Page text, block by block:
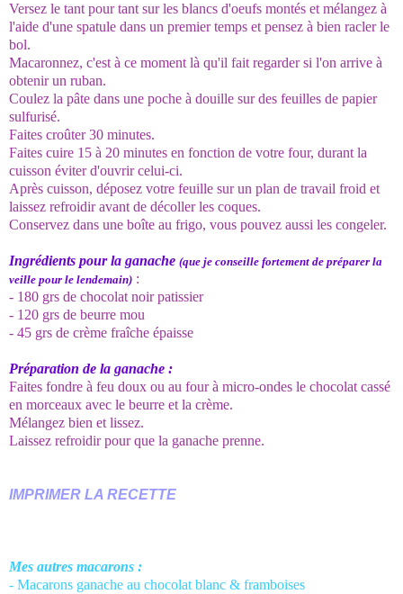
Versez le tant pour tant sur les blancs d'oeufs montés et mélangez à
l'aide d'une spatule dans un premier temps et pensez à bien racler le
bol.
Macaronnez, c'est à ce moment là qu'il fait regarder si l'on arrive à
obtenir un ruban.
Coulez la pâte dans une poche à douille sur des feuilles de papier
sulfurisé.
Faites croûter 30 minutes.
Faites cuire 15 à 20 minutes en fonction de votre four, durant la
cuisson éviter d'ouvrir celui-ci.
Après cuisson, déposez votre feuille sur un plan de travail froid et
laissez refroidir avant de décoller les coques.
Conservez dans une boîte au frigo, vous pouvez aussi les congeler.
Ingrédients pour la ganache (que je conseille fortement de préparer la
veille pour le lendemain) :
- 180 grs de chocolat noir patissier
- 120 grs de beurre mou
- 45 grs de crème fraîche épaisse
Préparation de la ganache :
Faites fondre à feu doux ou au four à micro-ondes le chocolat cassé
en morceaux avec le beurre et la crème.
Mélangez bien et lissez.
Laissez refroidir pour que la ganache prenne.
IMPRIMER LA RECETTE
Mes autres macarons :
- Macarons ganache au chocolat blanc & framboises